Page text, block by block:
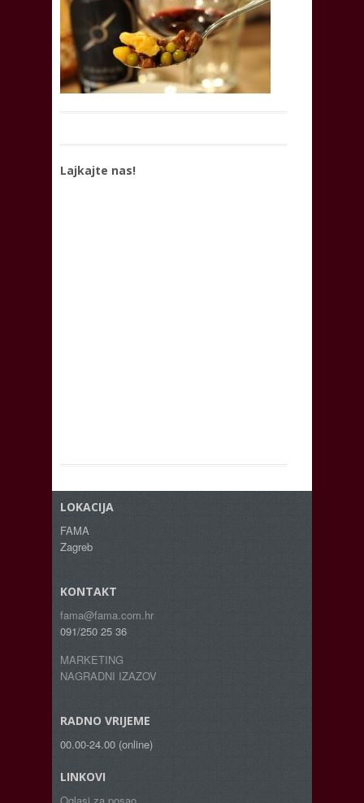
Lajkajte nas!
LOKACIJA
FAMA
Zagreb
KONTAKT
fama@fama.com.hr
091/250 25 36
MARKETING
NAGRADNI IZAZOV
RADNO VRIJEME
00.00-24.00 (online)
LINKOVI